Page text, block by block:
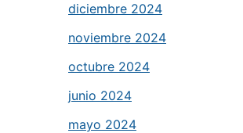
diciembre 2024
noviembre 2024
octubre 2024
junio 2024
mayo 2024